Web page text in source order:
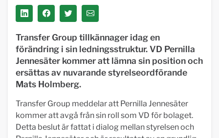
Transfer Group tillkännager idag en
förändring i sin ledningsstruktur. VD Pernilla
Jennesäter kommer att lämna sin position och
ersättas av nuvarande styrelseordförande
Mats Holmberg.
Transfer Group meddelar att Pernilla Jennesäter
kommer att avgå från sin roll som VD för bolaget.
Detta beslut är fattat i dialog mellan styrelsen och